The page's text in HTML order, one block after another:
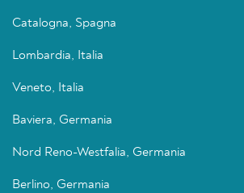
Catalogna, Spagna
Lombardia, Italia
Veneto, Italia
Baviera, Germania
Nord Reno-Westfalia, Germania
Berlino, Germania